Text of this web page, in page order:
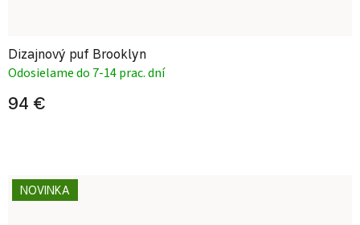
Dizajnový puf Brooklyn
Odosielame do 7-14 prac. dní
94 €
NOVINKA